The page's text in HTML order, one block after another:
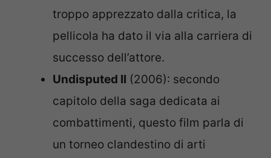
troppo apprezzato dalla critica, la
pellicola ha dato il via alla carriera di
successo dell’attore.
Undisputed II (2006): secondo
capitolo della saga dedicata ai
combattimenti, questo film parla di
un torneo clandestino di arti